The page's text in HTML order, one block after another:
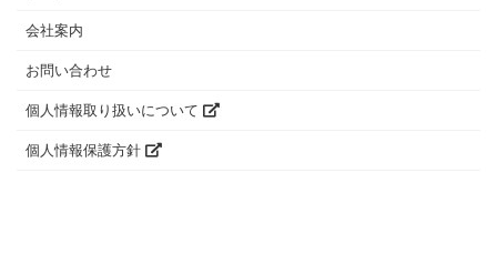
会社案内
お問い合わせ
個人情報取り扱いについて
個人情報保護方針